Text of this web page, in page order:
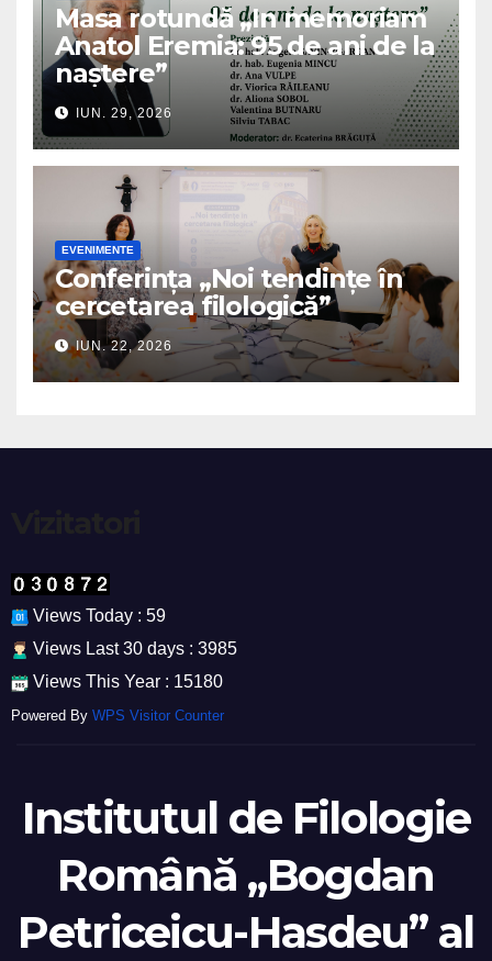
Masa rotundă „In memoriam
Anatol Eremia: 95 de ani de la
naștere”
IUN. 29, 2026
EVENIMENTE
Conferința „Noi tendințe în
cercetarea filologică”
IUN. 22, 2026
Views Today : 59
Views Last 30 days : 3985
Views This Year : 15180
Powered By WPS Visitor Counter
Institutul de Filologie
Română „Bogdan
Petriceicu-Hasdeu” al